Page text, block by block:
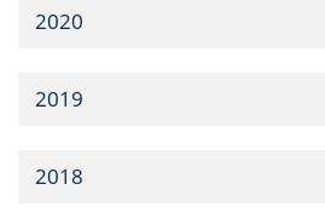
2020
2019
2018